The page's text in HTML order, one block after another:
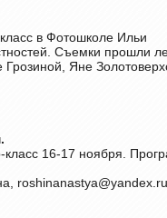
в Фотошколе Ильи
Съемки прошли
Яне
класс 16-17 ноября.
roshinanastya@yandex.ru